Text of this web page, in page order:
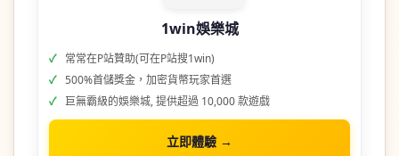
1win娛樂城
常常在P站贊助(可在P站搜1win)
500%首儲獎金，加密貨幣玩家首選
巨無霸級的娛樂城, 提供超過 10,000 款遊戲
立即體驗 →